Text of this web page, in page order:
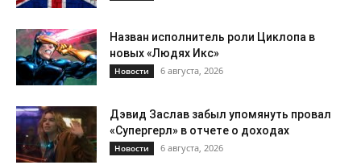
Назван исполнитель роли Циклопа в
новых «Людях Икс»
Новости 6 августа, 2026
Дэвид Заслав забыл упомянуть провал
«Супергерл» в отчете о доходах
Новости 6 августа, 2026